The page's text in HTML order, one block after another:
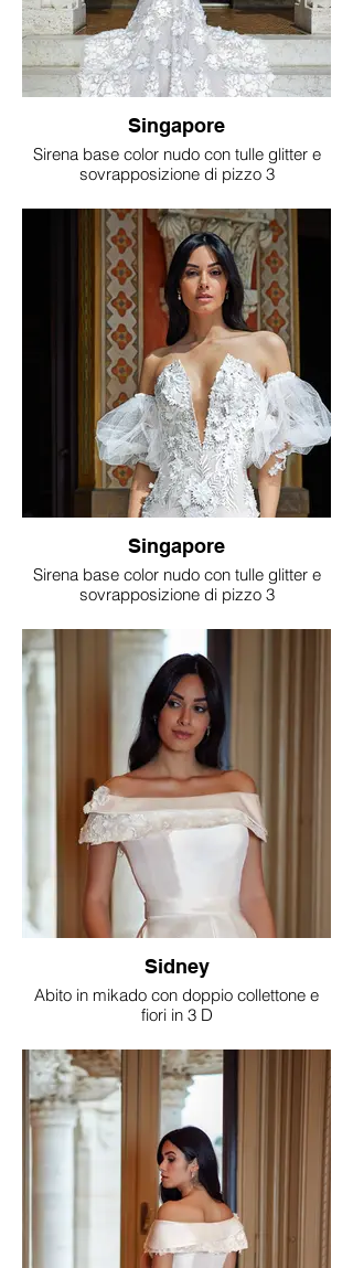
Singapore
Sirena base color nudo con tulle glitter e
sovrapposizione di pizzo 3
Singapore
Sirena base color nudo con tulle glitter e
sovrapposizione di pizzo 3
Sidney
Abito in mikado con doppio collettone e
fiori in 3 D